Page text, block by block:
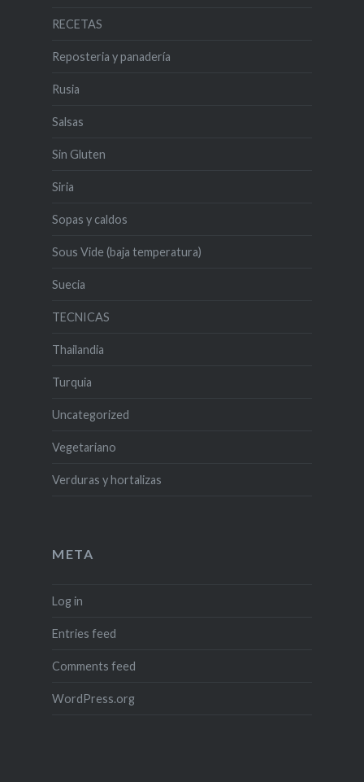
RECETAS
Reposteria y panadería
Rusia
Salsas
Sin Gluten
Siria
Sopas y caldos
Sous Vide (baja temperatura)
Suecia
TECNICAS
Thailandia
Turquia
Uncategorized
Vegetariano
Verduras y hortalizas
META
Log in
Entries feed
Comments feed
WordPress.org